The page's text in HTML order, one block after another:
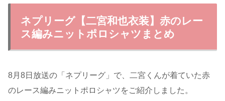
ネプリーグ【二宮和也衣装】赤のレー
ス編みニットポロシャツまとめ
8月8日放送の「ネプリーグ」で、二宮くんが着ていた赤
のレース編みニットポロシャツをご紹介しました。